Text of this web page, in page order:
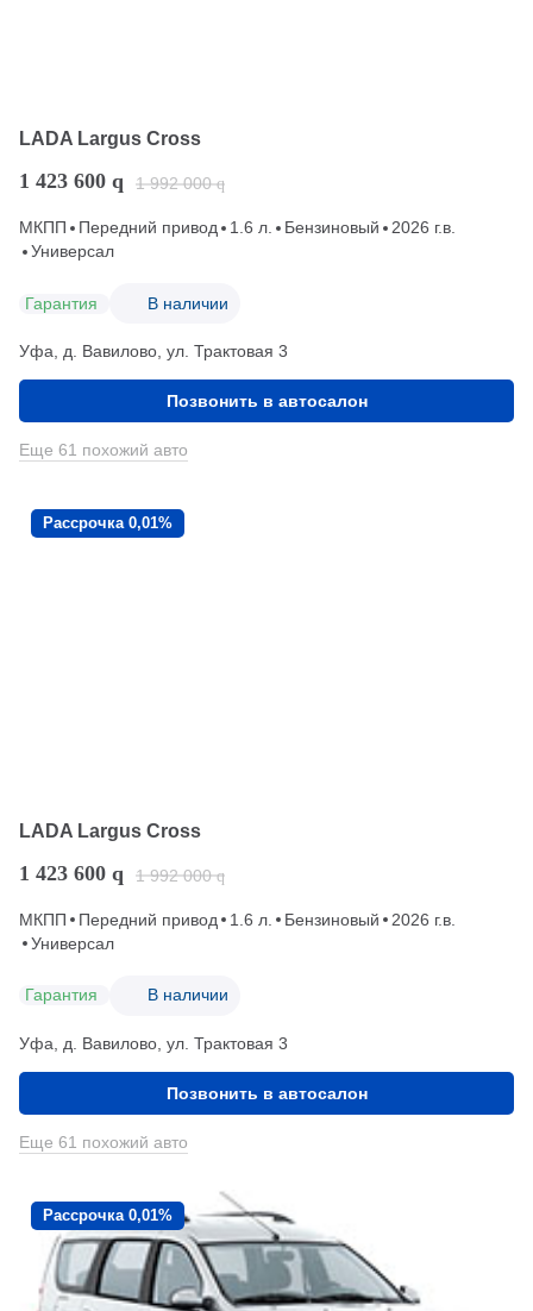
LADA Largus Cross
1 423 600 q 1 992 000 q
МКПП Передний привод 1.6 л. Бензиновый
2026 г.в.
Универсал
Гарантия В наличии
Уфа, д. Вавилово, ул. Трактовая 3
Позвонить в автосалон
Еще 61 похожий авто
Рассрочка 0,01%
LADA Largus Cross
1 423 600 q 1 992 000 q
МКПП Передний привод 1.6 л. Бензиновый
2026 г.в.
Универсал
Гарантия В наличии
Уфа, д. Вавилово, ул. Трактовая 3
Позвонить в автосалон
Еще 61 похожий авто
Рассрочка 0,01%